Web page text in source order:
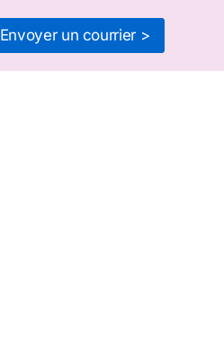
Envoyer un courrier >